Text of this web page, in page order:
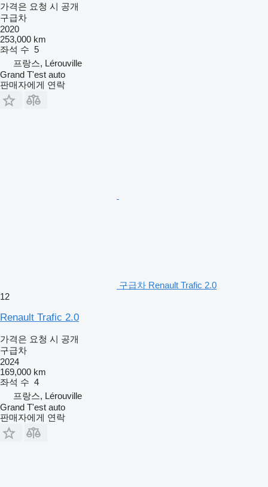
가격은 요청 시 공개
구급차
2020
253,000 km
좌석 수 5
프랑스, Lérouville
Grand T'est auto
판매자에게 연락
구급차 Renault Trafic 2.0
12
Renault Trafic 2.0
가격은 요청 시 공개
구급차
2024
169,000 km
좌석 수 4
프랑스, Lérouville
Grand T'est auto
판매자에게 연락